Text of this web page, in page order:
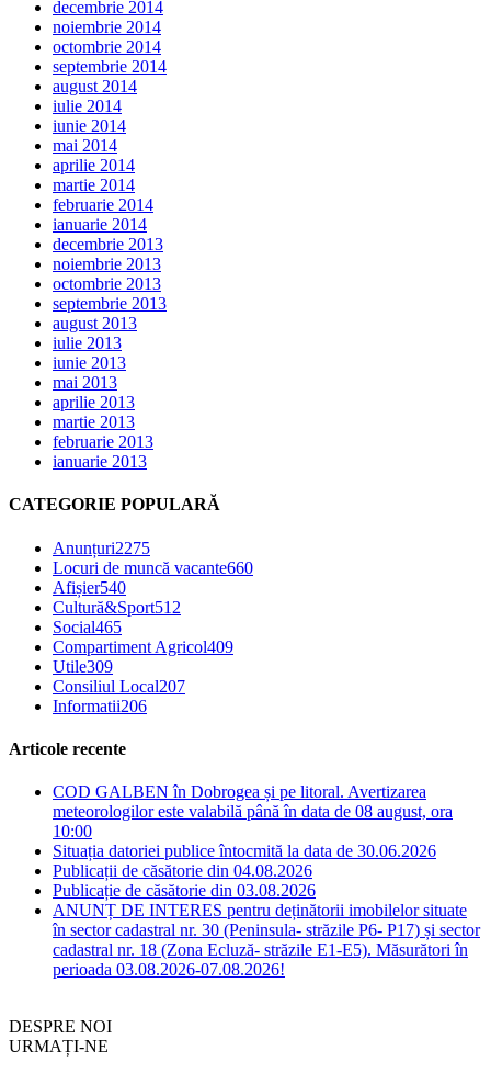
decembrie 2014
noiembrie 2014
octombrie 2014
septembrie 2014
august 2014
iulie 2014
iunie 2014
mai 2014
aprilie 2014
martie 2014
februarie 2014
ianuarie 2014
decembrie 2013
noiembrie 2013
octombrie 2013
septembrie 2013
august 2013
iulie 2013
iunie 2013
mai 2013
aprilie 2013
martie 2013
februarie 2013
ianuarie 2013
CATEGORIE POPULARĂ
Anunțuri2275
Locuri de muncă vacante660
Afișier540
Cultură&Sport512
Social465
Compartiment Agricol409
Utile309
Consiliul Local207
Informatii206
Articole recente
COD GALBEN în Dobrogea și pe litoral. Avertizarea
meteorologilor este valabilă până în data de 08 august, ora
10:00
Situația datoriei publice întocmită la data de 30.06.2026
Publicații de căsătorie din 04.08.2026
Publicație de căsătorie din 03.08.2026
ANUNȚ DE INTERES pentru deținătorii imobilelor situate
în sector cadastral nr. 30 (Peninsula- străzile P6- P17) și sector
cadastral nr. 18 (Zona Ecluză- străzile E1-E5). Măsurători în
perioada 03.08.2026-07.08.2026!
DESPRE NOI
URMAȚI-NE